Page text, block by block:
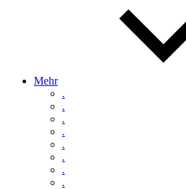
Mehr
.
.
.
.
.
.
.
.